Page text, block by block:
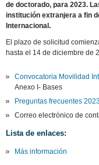
de doctorado, para 2023.
institución extranjera a fin
Internacional.
El plazo de solicitud
hasta el 14 de diciembre de
Convocatoria Movilidad
Anexo I- Bases
Preguntas frecuentes
Correo electrónico de
Lista de enlaces:
Más información